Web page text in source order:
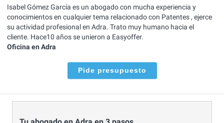
Isabel Gómez García es un abogado con mucha experiencia y
conocimientos en cualquier tema relacionado con Patentes , ejerce
su actividad profesional en Adra. Trato muy humano hacia el
cliente. Hace10 años se unieron a Easyoffer.
Oficina en Adra
Pide presupuesto